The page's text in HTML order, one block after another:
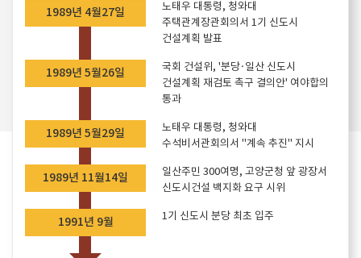
1989년 4월27일
노태우 대통령, 청와대
주택관계장관회의서 1기 신도시
건설계획 발표
1989년 5월26일
국회 건설위, '분당·일산 신도시
건설계획 재검토 촉구 결의안' 여야합의
통과
1989년 5월29일
노태우 대통령, 청와대
수석비서관회의서 "계속 추진" 지시
1989년 11월14일
일산주민 300여명, 고양군청 앞 광장서
신도시건설 백지화 요구 시위
1991년 9월 1기 신도시 분당 최초 입주